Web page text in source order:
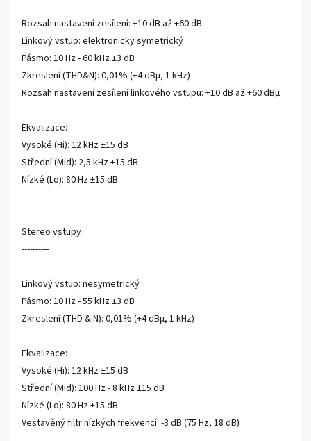
Rozsah nastavení zesílení: +10 dB až +60 dB
Linkový vstup: elektronicky symetrický
Pásmo: 10 Hz - 60 kHz ±3 dB
Zkreslení (THD&N): 0,01% (+4 dBµ, 1 kHz)
Rozsah nastavení zesílení linkového vstupu: +10 dB až +60 dBµ
Ekvalizace:
Vysoké (Hi): 12 kHz ±15 dB
Střední (Mid): 2,5 kHz ±15 dB
Nízké (Lo): 80 Hz ±15 dB
----------
Stereo vstupy
----------
Linkový vstup: nesymetrický
Pásmo: 10 Hz - 55 kHz ±3 dB
Zkreslení (THD & N): 0,01% (+4 dBµ, 1 kHz)
Ekvalizace:
Vysoké (Hi): 12 kHz ±15 dB
Střední (Mid): 100 Hz - 8 kHz ±15 dB
Nízké (Lo): 80 Hz ±15 dB
Vestavěný filtr nízkých frekvencí: -3 dB (75 Hz, 18 dB)